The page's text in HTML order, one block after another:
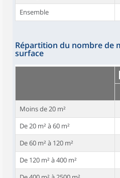
Ensemble
Répartition du nombre de
surface
Moins de 20 m²
De 20 m² à 60 m²
De 60 m² à 120 m²
De 120 m² à 400 m²